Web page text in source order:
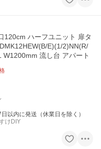
120cm ハーフユニット 扉タ
E)(1/2)NN(R/
L) リクシル LIXIL W1200mm 流し台 アパート
以内に発送（休業日を除く）
けDIY